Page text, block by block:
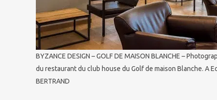
BYZANCE DESIGN – GOLF DE MAISON BLANCHE –
du restaurant du club house du Golf de maison Blanche. A
BERTRAND